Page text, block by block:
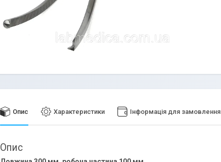
Опис Характеристики Інформація для замовлення
Опис